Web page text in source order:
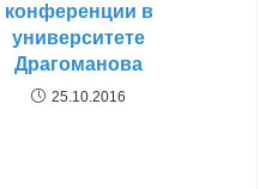
конференции в
университете
Драгоманова
25.10.2016